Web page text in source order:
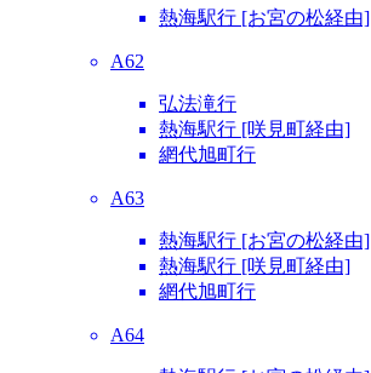
熱海駅行 [お宮の松経由]
A62
弘法滝行
熱海駅行 [咲見町経由]
網代旭町行
A63
熱海駅行 [お宮の松経由]
熱海駅行 [咲見町経由]
網代旭町行
A64